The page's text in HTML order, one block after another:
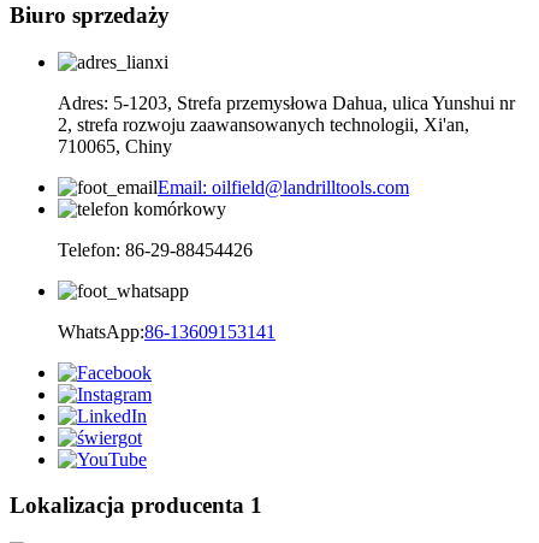
Biuro sprzedaży
Adres: 5-1203, Strefa przemysłowa Dahua, ulica Yunshui nr
2, strefa rozwoju zaawansowanych technologii, Xi'an,
710065, Chiny
Email: oilfield@landrilltools.com
Telefon: 86-29-88454426
WhatsApp:86-13609153141
Lokalizacja producenta 1